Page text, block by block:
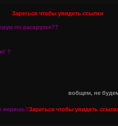
Зарегься чтобы увидеть ссылки
по раскрутке??
?
вобщем, не
веришь?Зарегься чтобы увидеть